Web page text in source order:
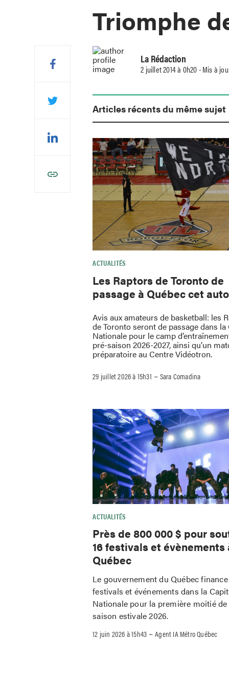
Triomphe
La Rédaction
2 juillet 2014 à 0h20 - Mis à
Articles récents du même sujet
ACTUALITÉS
Les Raptors de Toronto de
passage à Québec cet
Avis aux amateurs de basketball: les
de Toronto seront de passage dans
Nationale pour le camp
pré-saison 2026-2027, ainsi qu’un
préparatoire au Centre Vidéotron.
29 juillet 2026 à 15h31 –Sara Comadina
ACTUALITÉS
Près de 800 000 $ pour
16 festivals et évènements
Québec
Le gouvernement du Québec finance
festivals et événements dans la
Nationale pour la première moitié de
saison estivale 2026.
12 juin 2026 à 15h43 –Agent IA Métro Québec